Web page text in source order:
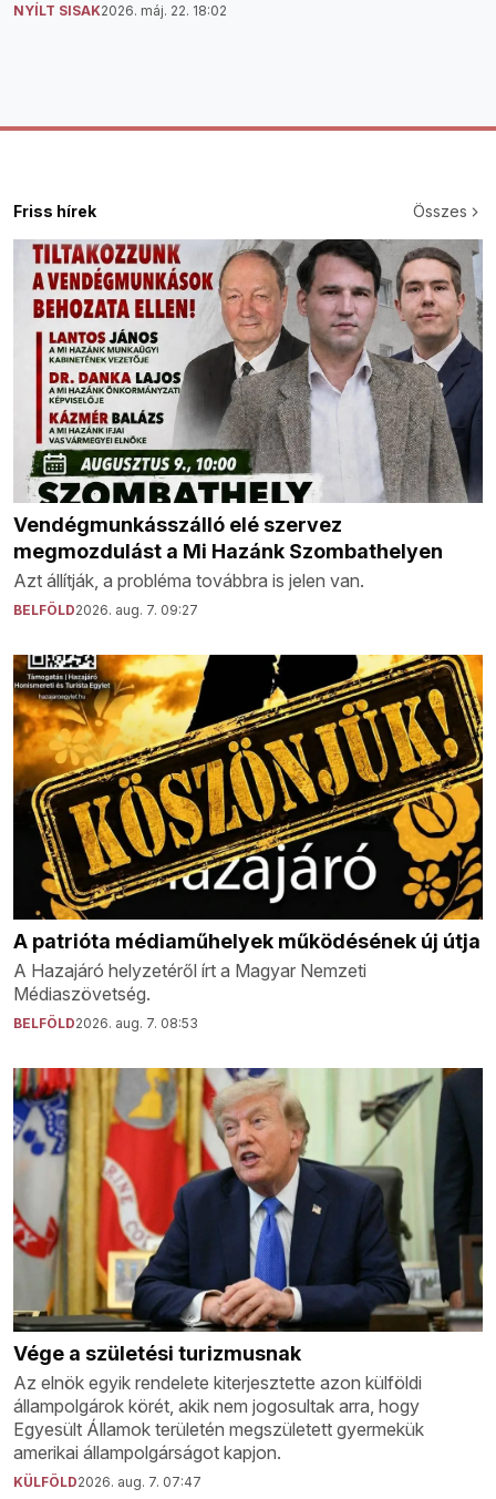
NYÍLT SISAK2026. máj. 22. 18:02
Friss hírek Összes
Vendégmunkásszálló elé szervez
megmozdulást a Mi Hazánk Szombathelyen
Azt állítják, a probléma továbbra is jelen van.
BELFÖLD2026. aug. 7. 09:27
A patrióta médiaműhelyek működésének új útja
A Hazajáró helyzetéről írt a Magyar Nemzeti
Médiaszövetség.
BELFÖLD2026. aug. 7. 08:53
Vége a születési turizmusnak
Az elnök egyik rendelete kiterjesztette azon külföldi
állampolgárok körét, akik nem jogosultak arra, hogy
Egyesült Államok területén megszületett gyermekük
amerikai állampolgárságot kapjon.
KÜLFÖLD2026. aug. 7. 07:47